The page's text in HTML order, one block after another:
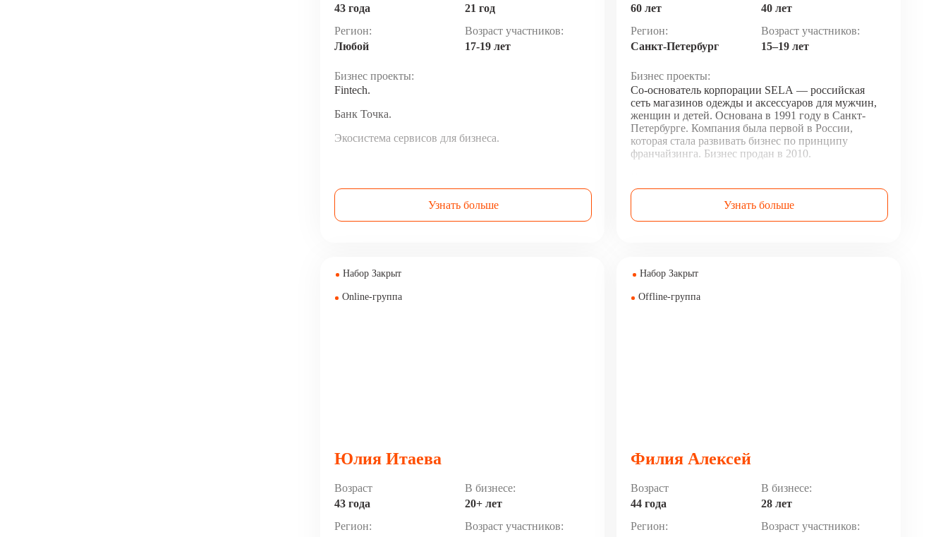
43 года
21 год
Регион:
Любой
Возраст участников:
17-19 лет
Бизнес проекты:
Fintech.
Банк Точка.
Экосистема сервисов для бизнеса.
Узнать больше
60 лет
40 лет
Регион:
Санкт-Петербург
Возраст участников:
15–19 лет
Бизнес проекты:
Со-основатель корпорации SELA — российская
сеть магазинов одежды и аксессуаров для мужчин,
женщин и детей. Основана в 1991 году в Санкт-
Петербурге. Компания была первой в России,
которая стала развивать бизнес по принципу
франчайзинга. Бизнес продан в 2010.
«Ацтек», торговая марка Grondart. Выручка
кондитерского производства приближается
к 1 миллиарду.
питании.
Недвижимость.
Узнать больше
Набор Закрыт
Online-группа
Юлия Итаева
Возраст
43 года
В бизнесе:
20+ лет
Регион:
Возраст участников:
Набор Закрыт
Offline-группа
Филия Алексей
Возраст
44 года
В бизнесе:
28 лет
Регион:
Возраст участников: